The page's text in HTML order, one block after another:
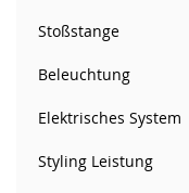
Stoßstange
Beleuchtung
Elektrisches System
Styling Leistung